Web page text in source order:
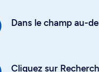
Dans le champ au-
Cliquez sur